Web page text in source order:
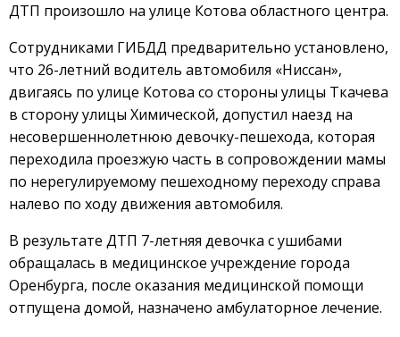
ДТП произошло на улице Котова областного центра.
Сотрудниками ГИБДД предварительно установлено,
что 26-летний водитель автомобиля «Ниссан»,
двигаясь по улице Котова со стороны улицы Ткачева
в сторону улицы Химической, допустил наезд на
несовершеннолетнюю девочку-пешехода, которая
переходила проезжую часть в сопровождении мамы
по нерегулируемому пешеходному переходу справа
налево по ходу движения автомобиля.
В результате ДТП 7-летняя девочка с ушибами
обращалась в медицинское учреждение города
Оренбурга, после оказания медицинской помощи
отпущена домой, назначено амбулаторное лечение.